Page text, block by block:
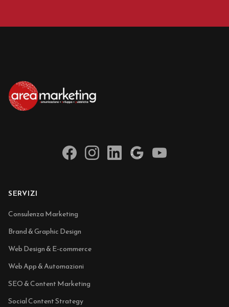
SERVIZI
Consulenza Marketing
Brand & Graphic Design
Web Design & E-commerce
Web App & Automazioni
SEO & Content Marketing
Social Content Strategy